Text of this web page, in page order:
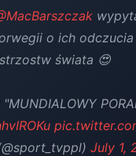
o ich
świata 😍
"MUNDIALOWY
July 1,